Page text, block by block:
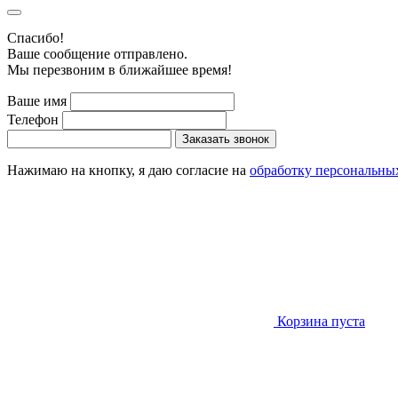
Cпасибо!
Ваше сообщение отправлено.
Мы перезвоним в ближайшее время!
Ваше имя
Телефон
Заказать звонок
Нажимаю на кнопку, я даю согласие на обработку
Корзина пуста